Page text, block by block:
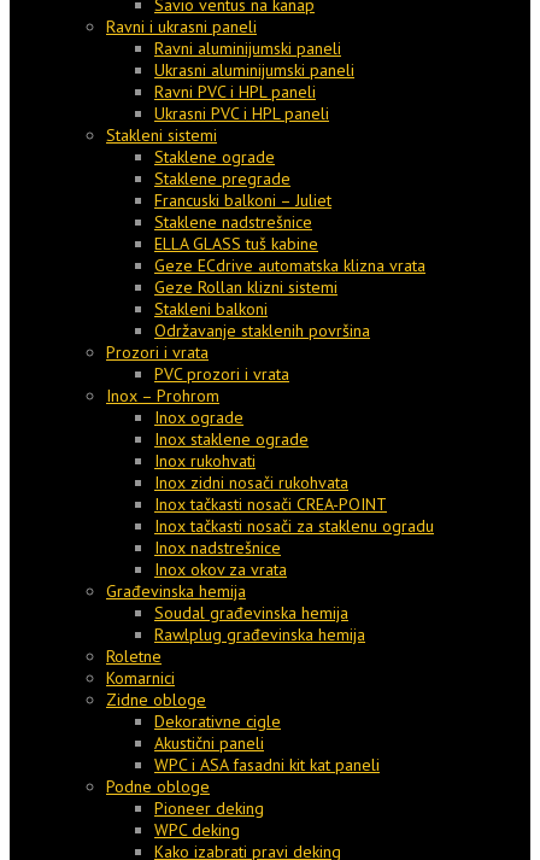
Ravni i ukrasni paneli
Ravni aluminijumski paneli
Ukrasni aluminijumski paneli
Ravni PVC i HPL paneli
Ukrasni PVC i HPL paneli
Stakleni sistemi
Staklene ograde
Staklene pregrade
Francuski balkoni – Juliet
Staklene nadstrešnice
ELLA GLASS tuš kabine
Geze ECdrive automatska klizna vrata
Geze Rollan klizni sistemi
Stakleni balkoni
Održavanje staklenih površina
Prozori i vrata
PVC prozori i vrata
Inox – Prohrom
Inox ograde
Inox staklene ograde
Inox rukohvati
Inox zidni nosači rukohvata
Inox tačkasti nosači CREA-POINT
Inox tačkasti nosači za staklenu ogradu
Inox nadstrešnice
Inox okov za vrata
Građevinska hemija
Soudal građevinska hemija
Rawlplug građevinska hemija
Roletne
Komarnici
Zidne obloge
Dekorativne cigle
Akustični paneli
WPC i ASA fasadni kit kat paneli
Podne obloge
Pioneer deking
WPC deking
Kako izabrati pravi deking